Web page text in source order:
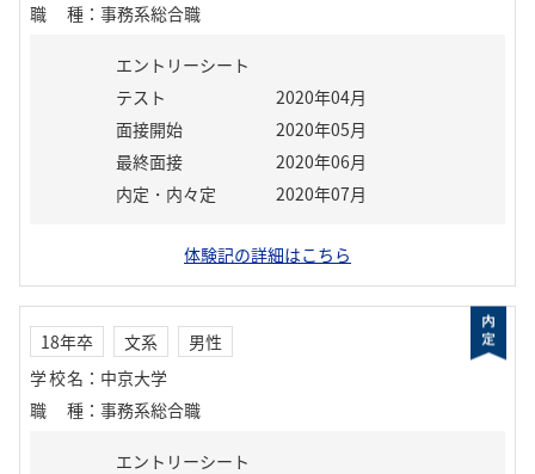
職種 ： 事務系総合職
エントリーシート
テスト
2020年04月
面接開始
2020年05月
最終面接
2020年06月
内定・内々定
2020年07月
体験記の詳細はこちら
18年卒 文系
男性
学校名 ： 中京大学
職種 ： 事務系総合職
エントリーシート